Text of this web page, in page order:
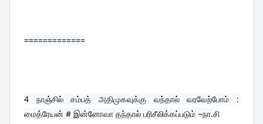
=============
4 நாஞ்சில் சம்பத் அதிமுகவுக்கு வந்தால் வரவேற்போம் :
மைத்ரேயன் # இன்னோவா தந்தால் பரிசீலிக்கப்படும் −நா.சி